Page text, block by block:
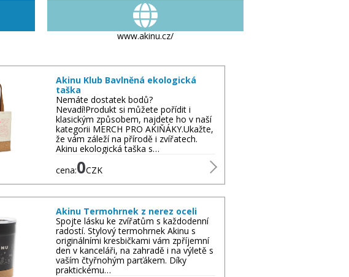
www.akinu.cz/
Akinu Klub Bavlněná ekologická
taška
Nemáte dostatek bodů?
Nevadí!Produkt si můžete pořídit i
klasickým způsobem, najdete ho v naší
kategorii MERCH PRO AKIŇÁKY.Ukažte,
že vám záleží na přírodě i zvířatech.
Akinu ekologická taška s…
cena:0CZK
Akinu Termohrnek z nerez oceli
Spojte lásku ke zvířatům s každodenní
radostí. Stylový termohrnek Akinu s
originálními kresbičkami vám zpříjemní
den v kanceláři, na zahradě i na výletě s
vaším čtyřnohým parťákem. Díky
praktickému…